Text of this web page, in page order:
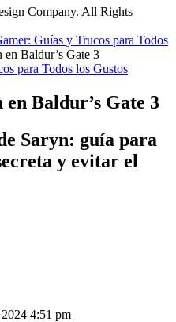
Company. All Rights
Guías y Trucos para Todos
en Baldur’s Gate 3
para Todos los Gustos
Baldur’s Gate 3
Saryn: guía para
y evitar el
4:51 pm